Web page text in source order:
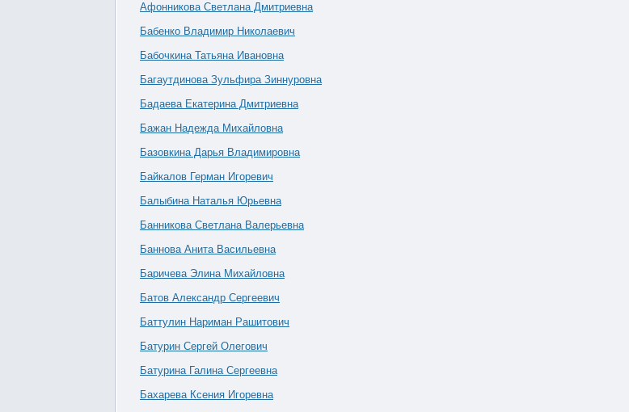
Афонникова Светлана Дмитриевна
Бабенко Владимир Николаевич
Бабочкина Татьяна Ивановна
Багаутдинова Зульфира Зиннуровна
Бадаева Екатерина Дмитриевна
Бажан Надежда Михайловна
Базовкина Дарья Владимировна
Байкалов Герман Игоревич
Балыбина Наталья Юрьевна
Банникова Светлана Валерьевна
Баннова Анита Васильевна
Баричева Элина Михайловна
Батов Александр Сергеевич
Баттулин Нариман Рашитович
Батурин Сергей Олегович
Батурина Галина Сергеевна
Бахарева Ксения Игоревна